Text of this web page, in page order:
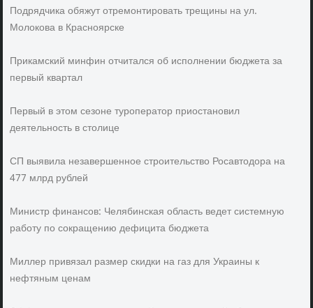
Подрядчика обяжут отремонтировать трещины на ул.
Молокова в Красноярске
Прикамский минфин отчитался об исполнении бюджета за
первый квартал
Первый в этом сезоне туроператор приостановил
деятельность в столице
СП выявила незавершенное строительство Росавтодора на
477 млрд рублей
Министр финансов: Челябинская область ведет системную
работу по сокращению дефицита бюджета
Миллер привязал размер скидки на газ для Украины к
нефтяным ценам